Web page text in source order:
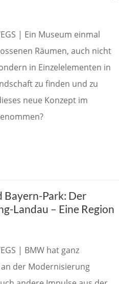
| Ein Museum einmal
Räumen, auch nicht
in Einzelelementen in
zu finden und zu
neue Konzept im
Bayern-Park: Der
Landau – Eine Region
| BMW hat ganz
der Modernisierung